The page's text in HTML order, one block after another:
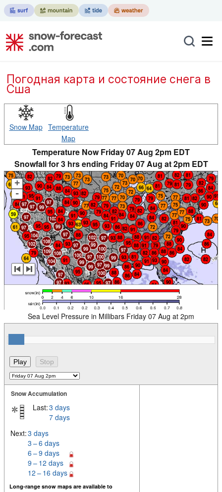
Погодная карта и состояние снега в
Сша
Snow Map Temperature
Map
Temperature Now Friday 07 Aug 2pm EDT
Snowfall for 3 hrs ending Friday 07 Aug at 2pm EDT
+
-
Sea Level Pressure in Millibars Friday 07 Aug at 2pm
Snow Accumulation
Last:3 days
7 days
Next:3 days
3 – 6 days
6 – 9 days
9 – 12 days
12 – 16 days
Long-range snow maps are available to